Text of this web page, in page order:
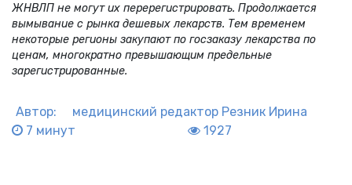
ЖНВЛП не могут их перерегистрировать. Продолжается
вымывание с рынка дешевых лекарств. Тем временем
некоторые регионы закупают по госзаказу лекарства по
ценам, многократно превышающим предельные
зарегистрированные.
Автор: медицинский редактор Резник Ирина
7 минут
1927